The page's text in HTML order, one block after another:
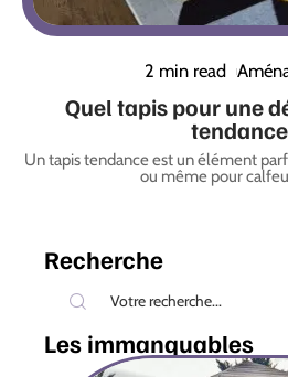
2 min read
Quel tapis pour une
Un tapis tendance est un élément
ou même pour
Recherche
Les immanquables